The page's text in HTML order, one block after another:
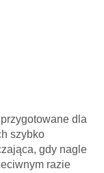
dla
szybko
gdy nagle
razie